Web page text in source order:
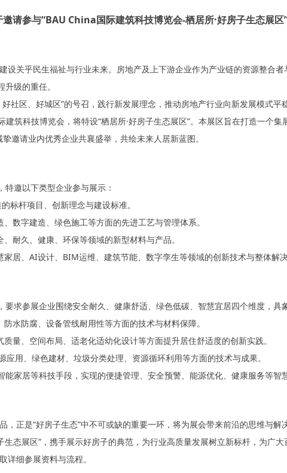
邀请参与“BAU China国际建筑科技博览会-栖居所·好房子生态展区
乎民生福祉与行业未来。房地产及上下游企业作为产业链的资源整合者
级的重任。
区、好城区”的号召，践行新发展理念，推动房地产行业向新发展模式平
筑科技博览会，将特设“栖居所·好房子生态展区”。本展区旨在打造一个
邀请业内优秀企业共襄盛举，共绘未来人居新蓝图。
邀以下类型企业参与展示：
标杆项目、创新理念与建设标准。
数字建造、绿色施工等方面的先进工艺与管理体系。
、耐久、健康、环保等领域的新型材料与产品。
家居、AI设计、BIM运维、建筑节能、数字孪生等领域的创新技术与整体解决
参展企业围绕安全耐久、健康舒适、绿色低碳、智慧宜居四个维度，具
水防腐、设备管线耐用性等方面的技术与材料保障。
量、空间布局、适老化适幼化设计等方面提升居住舒适度的创新实践。
应用、绿色建材、垃圾分类处理、资源循环利用等方面的技术与成果。
家居等科技手段，实现的便捷管理、安全预警、能源优化、健康服务等智
是“好房子生态”中不可或缺的重要一环，将为展会带来前沿的思维与解
展区”，携手展示好房子的典范，为行业高质量发展树立新标杆，为广大
细参展资料与流程。